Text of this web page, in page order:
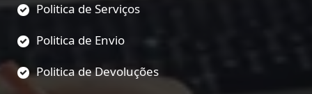
Politica de Serviços
Politica de Envio
Politica de Devoluções